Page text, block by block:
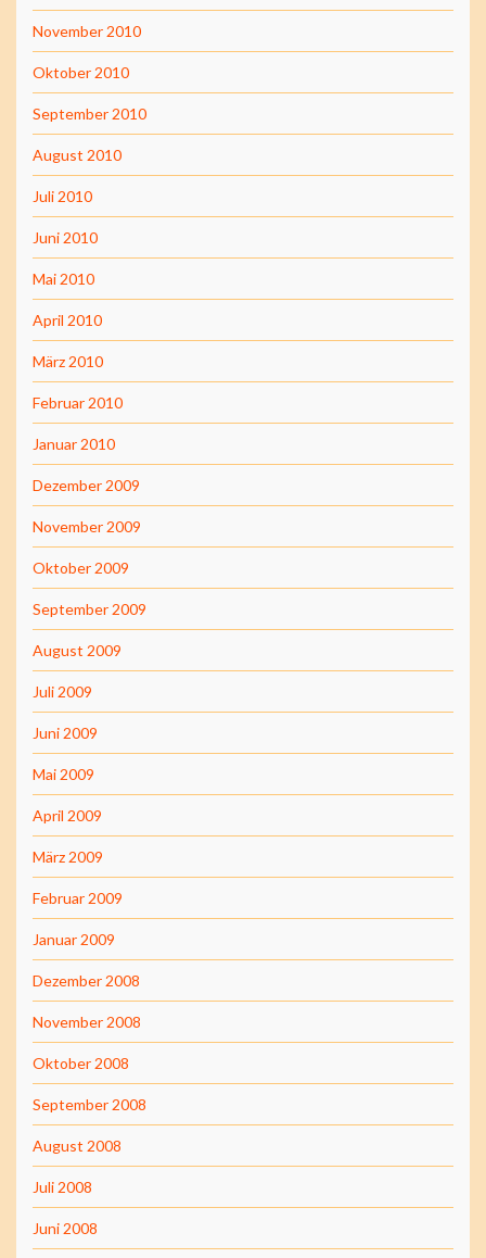
November 2010
Oktober 2010
September 2010
August 2010
Juli 2010
Juni 2010
Mai 2010
April 2010
März 2010
Februar 2010
Januar 2010
Dezember 2009
November 2009
Oktober 2009
September 2009
August 2009
Juli 2009
Juni 2009
Mai 2009
April 2009
März 2009
Februar 2009
Januar 2009
Dezember 2008
November 2008
Oktober 2008
September 2008
August 2008
Juli 2008
Juni 2008